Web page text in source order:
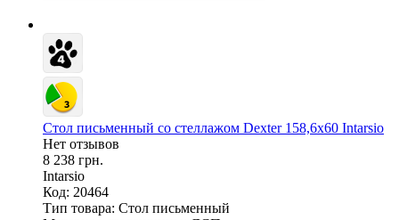
Стол письменный со стеллажом Dexter 158,6х60 Intarsio
Нет отзывов
8 238 грн.
Intarsio
Код: 20464
Тип товара: Стол письменный